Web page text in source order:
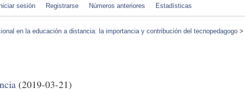
sesión Registrarse Números anteriores Estadísticas
en la educación a distancia: la importancia y contribución del tecnopedagogo >
(2019-03-21)